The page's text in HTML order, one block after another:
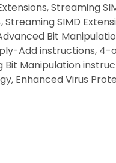
Streaming
SIMD
Bit
Add instructions,
Manipulation
Enhanced Virus